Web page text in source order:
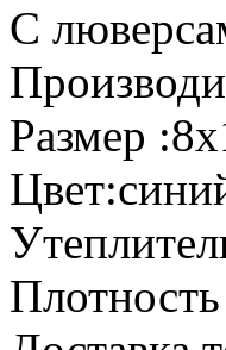
С
Размер :
Цвет: